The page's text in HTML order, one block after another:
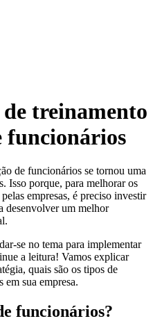
treinamento
funcionários
de funcionários se tornou uma
Isso porque, para melhorar os
empresas, é preciso investir
desenvolver um melhor
se no tema para implementar
a leitura! Vamos explicar
quais são os tipos de
sua empresa.
funcionários?